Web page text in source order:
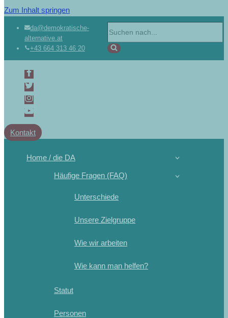
Zum Inhalt springen
da@demokratische-
alternative.at
+43 664 313 46 20
Kontakt
Home / die DA
Häufige Fragen (FAQ)
Unterschiede
Unsere Zielgruppe
Wie wir arbeiten
Wie kann man helfen?
Statut
Personen